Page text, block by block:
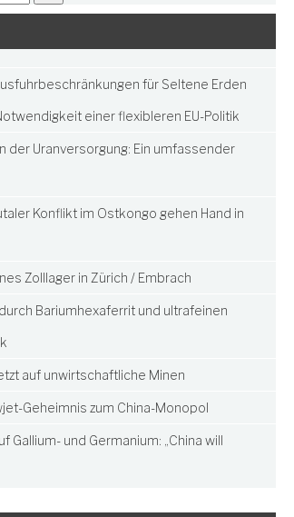
für Seltene Erden
einer flexibleren EU-Politik
der Uranversorgung: Ein umfassender
Konflikt im Ostkongo gehen Hand in
Zolllager in Zürich / Embrach
Bariumhexaferrit und ultrafeinen
auf unwirtschaftliche Minen
Geheimnis zum China-Monopol
Gallium- und Germanium: „China will